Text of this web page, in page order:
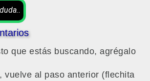
que estás buscando, agrégalo
vuelve al paso anterior (flechita